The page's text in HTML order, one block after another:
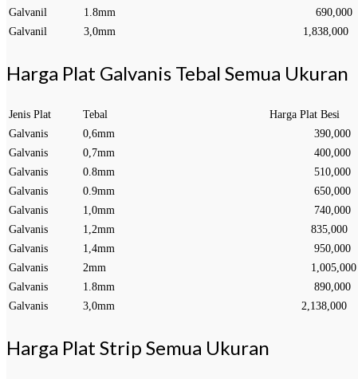
Galvanil
1.8mm
690,000
Galvanil
3,0mm 1,838,000
Harga Plat Galvanis Tebal Semua Ukuran
Jenis Plat Tebal
Harga Plat Besi
Galvanis
0,6mm
390,000
Galvanis
0,7mm
400,000
Galvanis
0.8mm
510,000
Galvanis
0.9mm
650,000
Galvanis
1,0mm
740,000
Galvanis
1,2mm
835,000
Galvanis
1,4mm
950,000
Galvanis
2mm
1,005,000
Galvanis
1.8mm
890,000
Galvanis
3,0mm 2,138,000
Harga Plat Strip Semua Ukuran